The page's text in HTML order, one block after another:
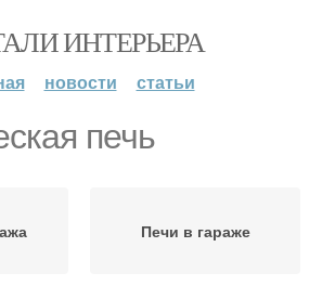
ИНТЕРЬЕРА
новости статьи
печь
Печи в гараже